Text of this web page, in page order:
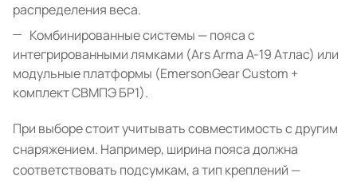
распределения веса.
Комбинированные системы — пояса с
интегрированными лямками (Ars Arma A-19 Атлас) или
модульные платформы (EmersonGear Custom +
комплект СВМПЭ БР1).
При выборе стоит учитывать совместимость с другим
снаряжением. Например, ширина пояса должна
соответствовать подсумкам, а тип креплений —